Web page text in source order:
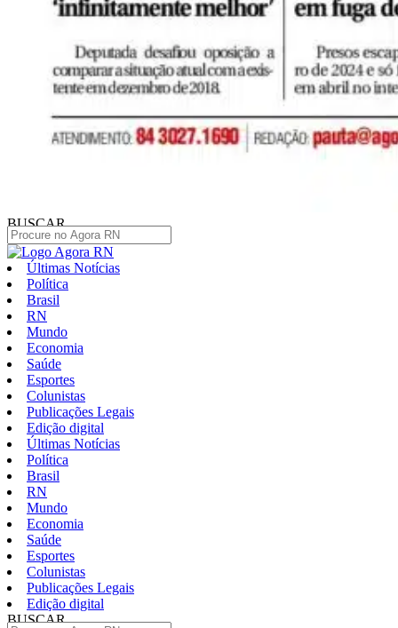
BUSCAR
Últimas Notícias
Política
Brasil
RN
Mundo
Economia
Saúde
Esportes
Colunistas
Publicações Legais
Edição digital
Últimas Notícias
Política
Brasil
RN
Mundo
Economia
Saúde
Esportes
Colunistas
Publicações Legais
Edição digital
BUSCAR